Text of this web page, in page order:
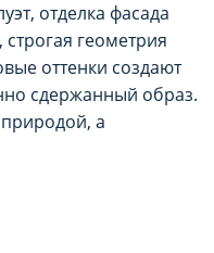
отделка фасада
геометрия
оттенки создают
сдержанный образ.
природой, а